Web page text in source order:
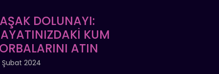
DOLUNAYI:
KUM
ATIN
Şubat 2024